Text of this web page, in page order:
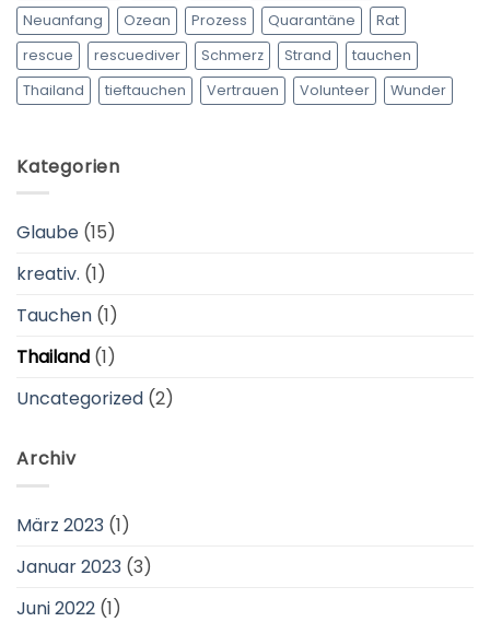
Neuanfang
Ozean Prozess Quarantäne
Rat
rescue
rescuediver Schmerz Strand
tauchen
Thailand
tieftauchen Vertrauen Volunteer Wunder
Kategorien
Glaube (15)
kreativ. (1)
Tauchen (1)
Thailand (1)
Uncategorized (2)
Archiv
März 2023 (1)
Januar 2023 (3)
Juni 2022 (1)